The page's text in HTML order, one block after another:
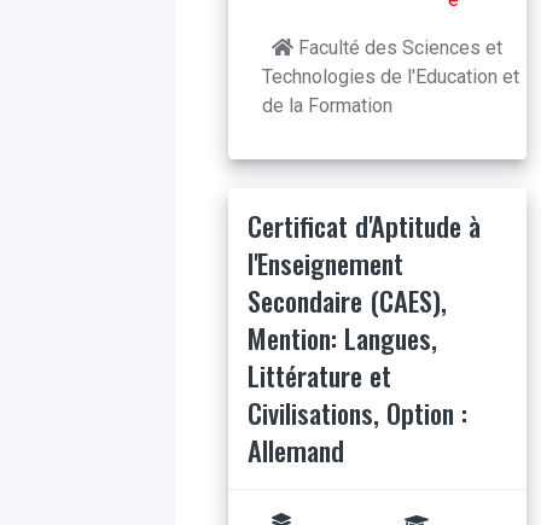
Faculté des Sciences et
Technologies de l'Education et
de la Formation
Certificat d'Aptitude à
l'Enseignement
Secondaire (CAES),
Mention: Langues,
Littérature et
Civilisations, Option :
Allemand